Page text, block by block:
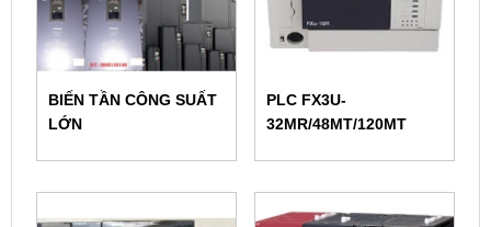
BIẾN TẦN CÔNG SUẤT
LỚN
PLC FX3U-
32MR/48MT/120MT